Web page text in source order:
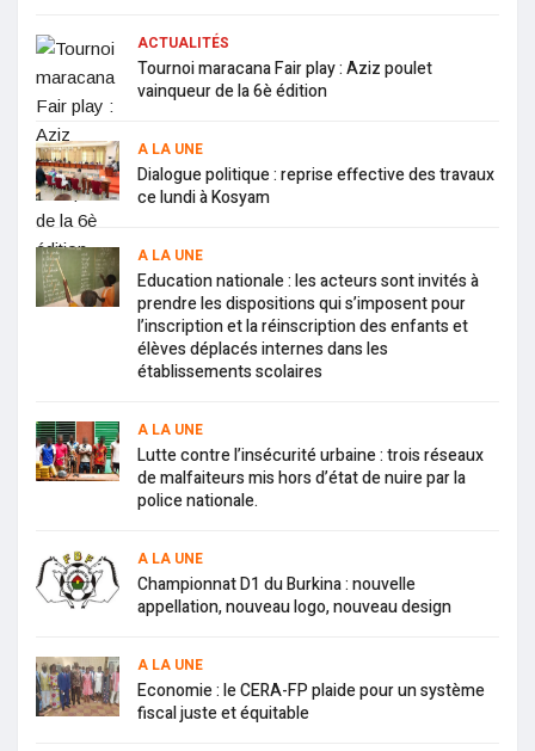
ACTUALITÉS
Tournoi maracana Fair play : Aziz poulet
vainqueur de la 6è édition
A LA UNE
Dialogue politique : reprise effective des travaux
ce lundi à Kosyam
A LA UNE
Education nationale : les acteurs sont invités à
prendre les dispositions qui s’imposent pour
l’inscription et la réinscription des enfants et
élèves déplacés internes dans les
établissements scolaires
A LA UNE
Lutte contre l’insécurité urbaine : trois réseaux
de malfaiteurs mis hors d’état de nuire par la
police nationale.
A LA UNE
Championnat D1 du Burkina : nouvelle
appellation, nouveau logo, nouveau design
A LA UNE
Economie : le CERA-FP plaide pour un système
fiscal juste et équitable